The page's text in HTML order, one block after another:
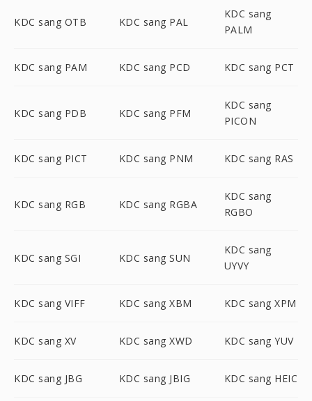
KDC sang OTB KDC sang PAL
KDC sang
PALM
KDC sang PAM KDC sang PCD KDC sang PCT
KDC sang PDB KDC sang PFM
KDC sang
PICON
KDC sang PICT KDC sang PNM KDC sang RAS
KDC sang RGB KDC sang RGBA
KDC sang
RGBO
KDC sang SGI KDC sang SUN
KDC sang
UYVY
KDC sang VIFF KDC sang XBM KDC sang XPM
KDC sang XV KDC sang XWD KDC sang YUV
KDC sang JBG KDC sang JBIG KDC sang HEIC